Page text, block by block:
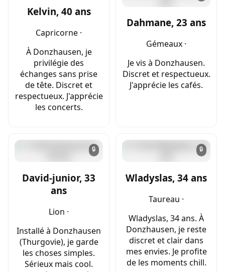
Kelvin, 40 ans
Capricorne ·
À Donzhausen, je
privilégie des
échanges sans prise
de tête. Discret et
respectueux. J'apprécie
les concerts.
Dahmane, 23 ans
Gémeaux ·
Je vis à Donzhausen.
Discret et respectueux.
J'apprécie les cafés.
🔒
David-junior, 33
ans
Lion ·
Installé à Donzhausen
(Thurgovie), je garde
les choses simples.
Sérieux mais cool.
🔒
Wladyslas, 34 ans
Taureau ·
Wladyslas, 34 ans. À
Donzhausen, je reste
discret et clair dans
mes envies. Je profite
de les moments chill.